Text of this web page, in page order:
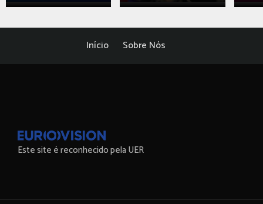
Início Sobre Nós
Este site é reconhecido pela UER